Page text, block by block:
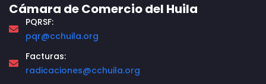
Cámara de Comercio del Huila
PQRSF:
pqr@cchuila.org
Facturas:
radicaciones@cchuila.org